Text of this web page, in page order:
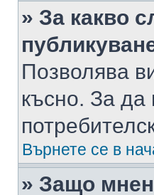
» За какво
Позволява
късно. За да
Върнете се в
» Защо